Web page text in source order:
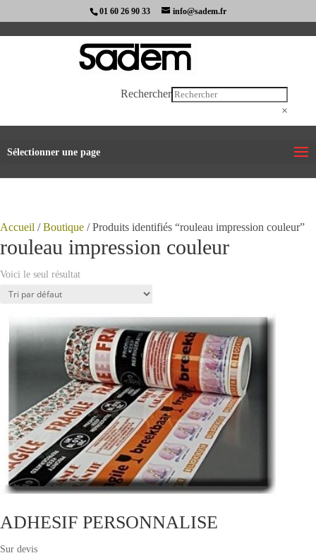
01 60 26 90 33 info@sadem.fr
Rechercher
×
Sélectionner une page
Accueil /Boutique / Produits identifiés “rouleau impression couleur”
rouleau impression couleur
Voici le seul résultat
ADHESIF PERSONNALISE
Sur devis